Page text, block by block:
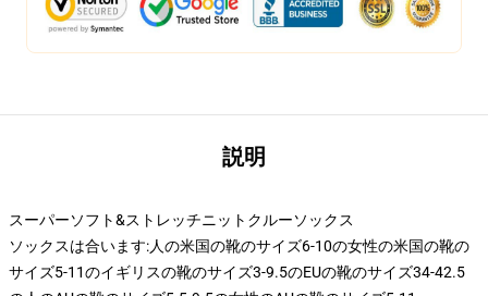
説明
スーパーソフト&ストレッチニットクルーソックス
ソックスは合います:人の米国の靴のサイズ6-10の女性の米国の靴の
サイズ5-11のイギリスの靴のサイズ3-9.5のEUの靴のサイズ34-42.5